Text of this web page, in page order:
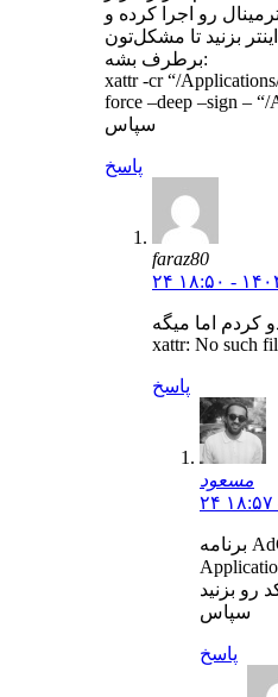
رو اجرا کرده و
بزنید تا مشکل‌‌تون
برطرف بشه:
xattr -cr “/
force –deep –sign –
سپاس
پاسخ
faraz80
xattr: No such
پاسخ
مسعود
برنامه AdGuard رو به داخل پوشه
سپاس
پاسخ